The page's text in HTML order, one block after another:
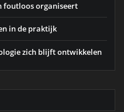
foutloos organiseert
in de praktijk
zich blijft ontwikkelen